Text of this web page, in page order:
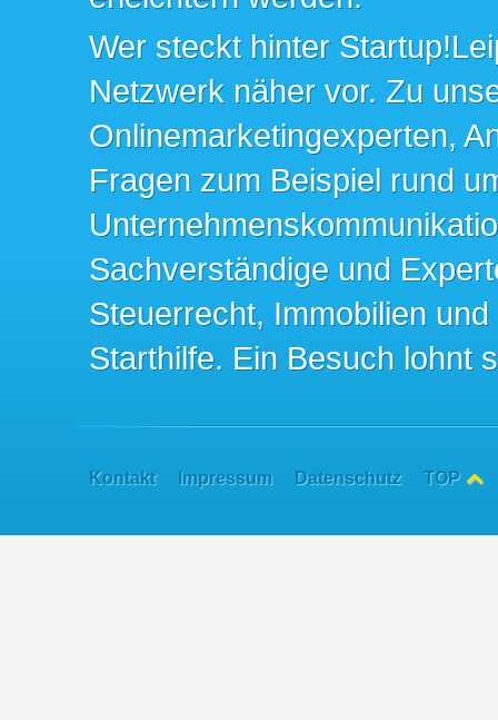
Wer steckt hinter
Netzwerk näher vor. Zu
Onlinemarketingexperten,
Fragen zum Beispiel rund
Sachverständige und
Steuerrecht, Immobilien
Starthilfe. Ein Besuch lohnt
Kontakt Impressum Datenschutz TOP